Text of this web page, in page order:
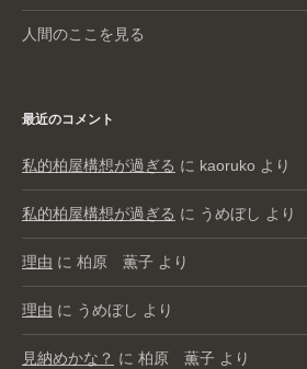
人間のここを見る
最近のコメント
私的柏屋構想が過ぎる に kaoruko より
私的柏屋構想が過ぎる に うめぼし より
理由 に 柏原 薫子 より
理由 に うめぼし より
見納めかな？ に 柏原 薫子 より